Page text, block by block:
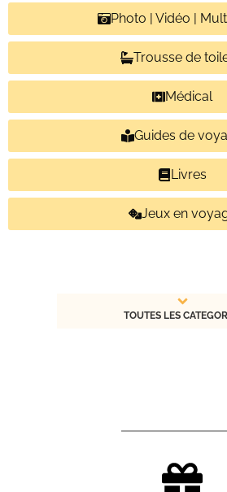
Photo | Vidéo |
Trousse de
Médical
Guides de
Livres
Jeux en
TOUTES LES